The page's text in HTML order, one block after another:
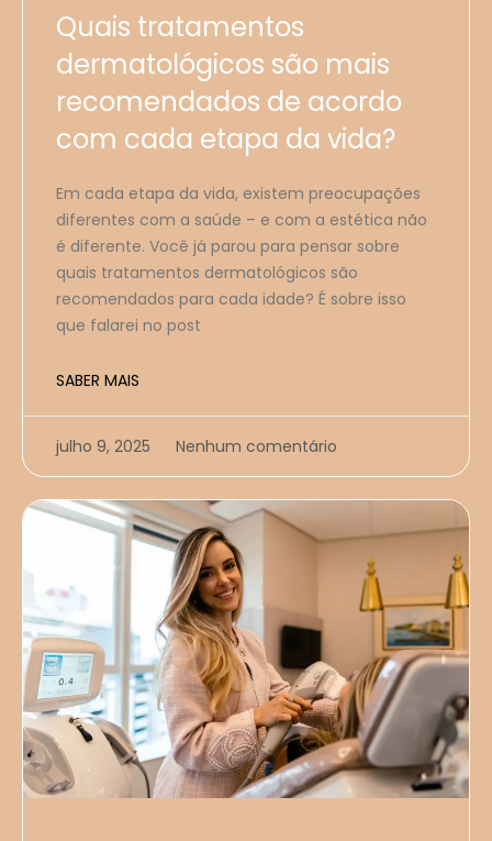
Quais tratamentos
dermatológicos são mais
recomendados de acordo
com cada etapa da vida?
Em cada etapa da vida, existem preocupações
diferentes com a saúde – e com a estética não
é diferente. Você já parou para pensar sobre
quais tratamentos dermatológicos são
recomendados para cada idade? É sobre isso
que falarei no post
SABER MAIS
julho 9, 2025 Nenhum comentário